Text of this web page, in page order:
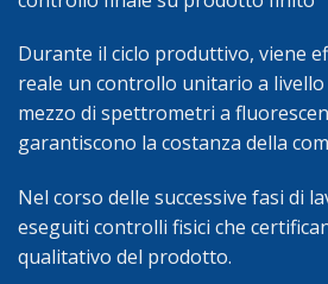
Durante il ciclo produttivo, viene
reale un controllo unitario a
mezzo di spettrometri a
garantiscono la costanza della
Nel corso delle successive fasi di
eseguiti controlli fisici che
qualitativo del prodotto.